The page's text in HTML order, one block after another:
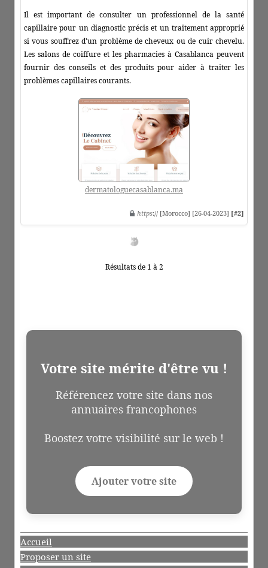
Il est important de consulter un professionnel de la santé
capillaire pour un diagnostic précis et un traitement approprié
si vous souffrez d'un problème de cheveux ou de cuir chevelu.
Les salons de coiffure et les pharmacies à Casablanca peuvent
fournir des conseils et des produits pour aider à traiter les
problèmes capillaires courants.
dermatologuecasablanca.ma
https:// [Morocco] [26-04-2023] [#2]
Résultats de 1 à 2
Votre site mérite d'être vu !
Référencez votre site dans nos
annuaires francophones
Boostez votre visibilité sur le web !
Ajouter votre site
Accueil
Proposer un site